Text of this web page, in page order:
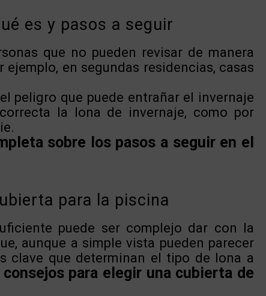
es y pasos a seguir
que no pueden revisar de manera
en segundas residencias, casas
peligro que puede entrañar el invernaje
la lona de invernaje, como por
sobre los pasos a seguir en el
para la piscina
puede ser complejo dar con la
aunque a simple vista pueden parecer
clave que determinan el tipo de lona a
consejos para elegir una cubierta de